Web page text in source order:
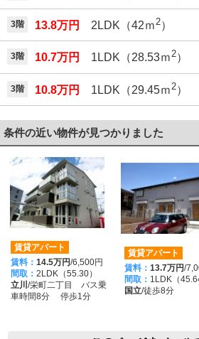
3階 13.8万円 2LDK（42ｍ 2）
3階 10.7万円 1LDK（28.53ｍ2）
3階 10.8万円 1LDK（29.45ｍ 2）
条件の近い物件が見つかりました
賃貸アパート
賃料： 14.5万円/6,500円
間取： 2LDK（55.30）
立川 /栄町二丁目 バス乗
車時間8分 停歩1分
賃貸アパート
賃料： 13.7万円/
間取： 1LDK（
国立/徒歩8分